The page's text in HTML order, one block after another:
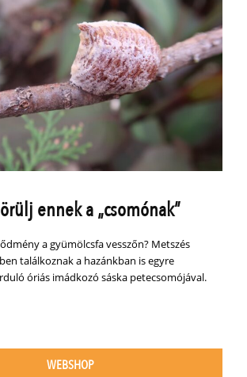
ennek a „csomónak”
a gyümölcsfa vesszőn? Metszés
találkoznak a hazánkban is egyre
óriás imádkozó sáska petecsomójával.
WEBSHOP